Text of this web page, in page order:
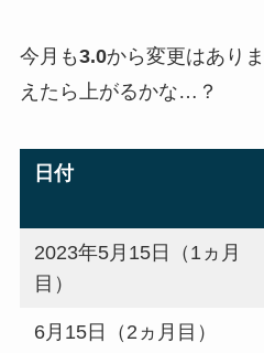
今月も3.0から変更はあり
えたら上がるかな…？
日付
2023年5月15日（1ヵ月
目）
6月15日（2ヵ月目）